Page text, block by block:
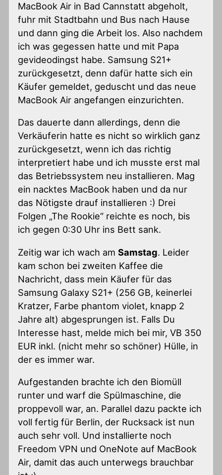
MacBook Air in Bad Cannstatt abgeholt,
fuhr mit Stadtbahn und Bus nach Hause
und dann ging die Arbeit los. Also nachdem
ich was gegessen hatte und mit Papa
gevideodingst habe. Samsung S21+
zurückgesetzt, denn dafür hatte sich ein
Käufer gemeldet, geduscht und das neue
MacBook Air angefangen einzurichten.
Das dauerte dann allerdings, denn die
Verkäuferin hatte es nicht so wirklich ganz
zurückgesetzt, wenn ich das richtig
interpretiert habe und ich musste erst mal
das Betriebssystem neu installieren. Mag
ein nacktes MacBook haben und da nur
das Nötigste drauf installieren :) Drei
Folgen „The Rookie“ reichte es noch, bis
ich gegen 0:30 Uhr ins Bett sank.
Zeitig war ich wach amSamstag. Leider
kam schon bei zweiten Kaffee die
Nachricht, dass mein Käufer für das
Samsung Galaxy S21+ (256 GB, keinerlei
Kratzer, Farbe phantom violet, knapp 2
Jahre alt) abgesprungen ist. Falls Du
Interesse hast, melde mich bei mir, VB 350
EUR inkl. (nicht mehr so schöner) Hülle, in
der es immer war.
Aufgestanden brachte ich den Biomüll
runter und warf die Spülmaschine, die
proppevoll war, an. Parallel dazu packte ich
voll fertig für Berlin, der Rucksack ist nun
auch sehr voll. Und installierte noch
Freedom VPN und OneNote auf MacBook
Air, damit das auch unterwegs brauchbar